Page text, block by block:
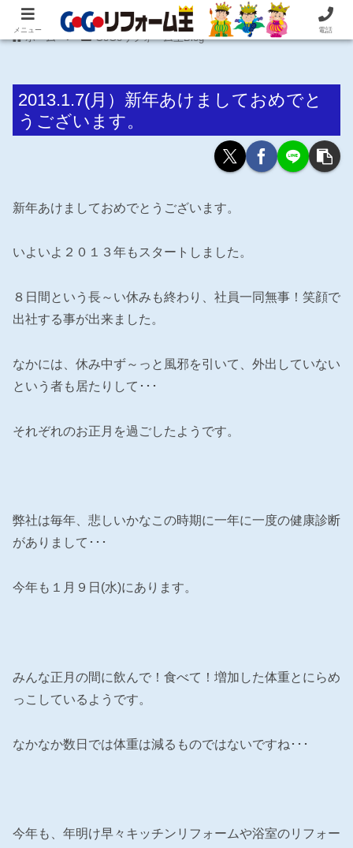
住まいの困ったを即解決！住宅リフォーム専門 株式会社 笠井産業
ホーム GoGoリフォーム王Blog
2013.1.7(月）新年あけましておめでと
うございます。
新年あけましておめでとうございます。
いよいよ２０１３年もスタートしました。
８日間という長～い休みも終わり、社員一同無事！笑顔で
出社する事が出来ました。
なかには、休み中ず～っと風邪を引いて、外出していない
という者も居たりして･･･
それぞれのお正月を過ごしたようです。
弊社は毎年、悲しいかなこの時期に一年に一度の健康診断
がありまして･･･
今年も１月９日(水)にあります。
みんな正月の間に飲んで！食べて！増加した体重とにらめ
っこしているようです。
なかなか数日では体重は減るものではないですね･･･
今年も、年明け早々キッチンリフォームや浴室のリフォー
メニュー 電話